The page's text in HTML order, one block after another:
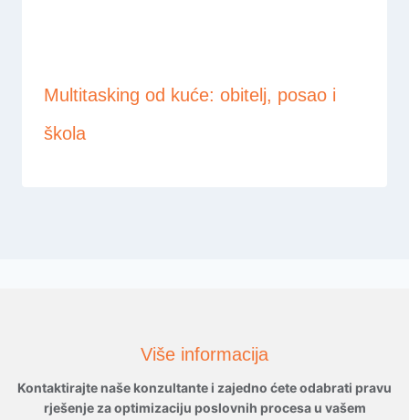
Multitasking od kuće: obitelj, posao i
škola
Više informacija
Kontaktirajte naše konzultante i zajedno ćete odabrati pravu
rješenje za optimizaciju poslovnih procesa u vašem